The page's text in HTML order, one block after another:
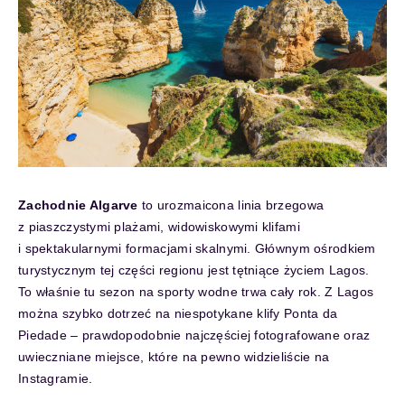
Zachodnie Algarve to urozmaicona linia brzegowa
z piaszczystymi plażami, widowiskowymi klifami
i spektakularnymi formacjami skalnymi. Głównym ośrodkiem
turystycznym tej części regionu jest tętniące życiem Lagos.
To właśnie tu sezon na sporty wodne trwa cały rok. Z Lagos
można szybko dotrzeć na niespotykane klify Ponta da
Piedade – prawdopodobnie najczęściej fotografowane oraz
uwieczniane miejsce, które na pewno widzieliście na
Instagramie.